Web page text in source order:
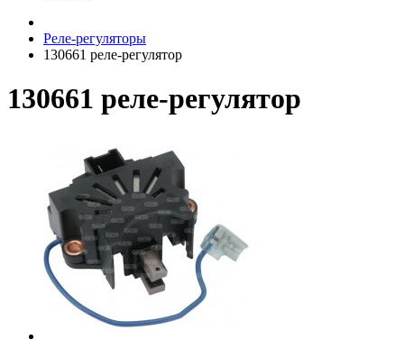
Реле-регуляторы
130661 реле-регулятор
130661 реле-регулятор